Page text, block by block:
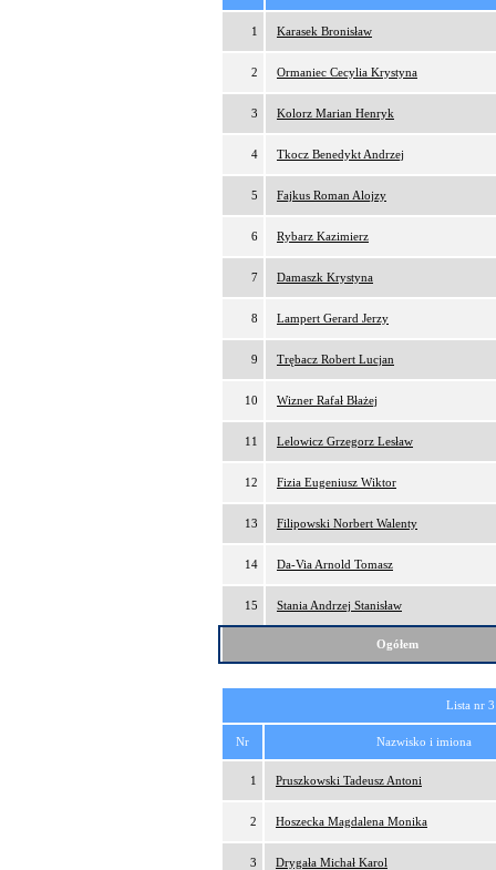
1 Karasek Bronisław
2 Ormaniec Cecylia Krystyna
3 Kolorz Marian Henryk
4 Tkocz Benedykt Andrzej
5 Fajkus Roman Alojzy
6 Rybarz Kazimierz
7 Damaszk Krystyna
8 Lampert Gerard Jerzy
9 Trębacz Robert Lucjan
10 Wizner Rafał Błażej
11 Lelowicz Grzegorz Lesław
12 Fizia Eugeniusz Wiktor
13 Filipowski Norbert Walenty
14 Da-Via Arnold Tomasz
15 Stania Andrzej Stanisław
Ogółem
Lista nr
Nr Nazwisko i imiona
1 Pruszkowski Tadeusz Antoni
2 Hoszecka Magdalena Monika
3 Drygała Michał Karol